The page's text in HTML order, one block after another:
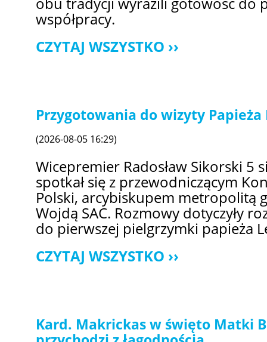
współpracy.
CZYTAJ WSZYSTKO
Przygotowania do wizyty Papieża
(2026-08-05 16:29)
Wicepremier Radosław Sikorski 5
spotkał się z przewodniczącym
Polski, arcybiskupem metropolitą
Wojdą SAC. Rozmowy dotyczyły
do pierwszej pielgrzymki papieża
CZYTAJ WSZYSTKO
Kard. Makrickas w święto Matki